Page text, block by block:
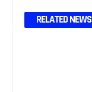
RELATED NEWS